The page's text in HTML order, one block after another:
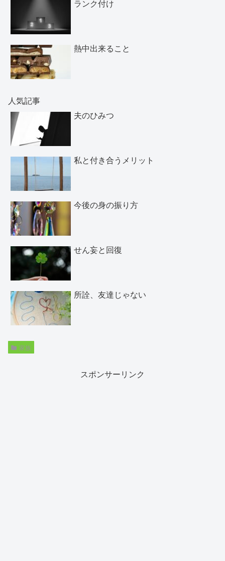
ランク付け
熱中出来ること
人気記事
夫のひみつ
私と付き合うメリット
今後の身の振り方
せん妄と回復
所詮、友達じゃない
家族
スポンサーリンク